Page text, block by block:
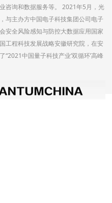
咨询和数据服务等。 2021年5月，光
与主办方中国电子科技集团公司电子
安全风险感知与防控大数据应用国家
工程科技发展战略安徽研究院，在安
“2021中国量子科技产业‘双循环’高峰